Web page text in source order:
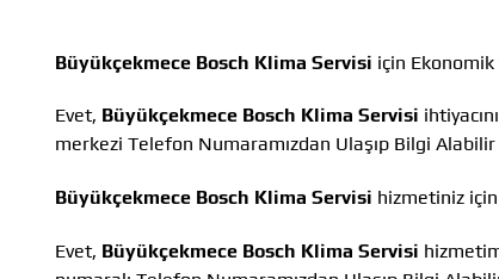
Büyükçekmece Bosch Klima Servisi için Ekonomik
Evet, Büyükçekmece Bosch Klima Servisi
merkezi Telefon Numaramızdan Ulaşıp Bilgi
Büyükçekmece Bosch Klima Servisi hizmetiniz
Evet, Büyükçekmece Bosch Klima Servisi